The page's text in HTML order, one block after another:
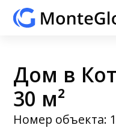
Дом в
30 м²
Номер объекта: